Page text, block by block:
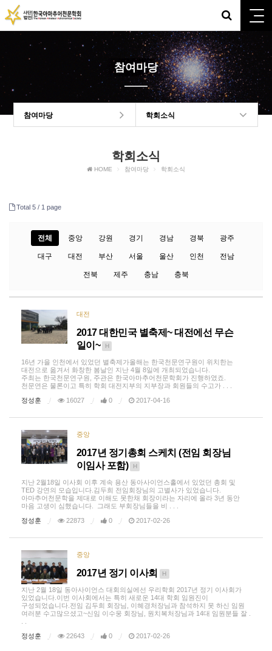
참여마당
참여마당 학회소식
학회소식
HOME 참여마당 학회소식
Total 5 / 1 page
전체 중앙 강원 경기 경남 경북 광주
대구 대전 부산 서울 울산 인천 전남
전북 제주 충남 충북
대전
2017 대한민국 별축제~ 대전에선 무슨
일이~
H
16년 가을 인천에서 있었던 별축제가올해는 한국천문연구원이 위치한는
대전으로 옮겨서 ​화창한 봄날인 지난 4월 8일에 개최되었습니다.
주최는 한국천문연구원, 주관은 한국아마추어천문학회가 진행하였죠.
천문연은 물론이고 특히 학회 대전지부의 지부장과 회원들의 수고가 . . .
정성훈
16027 0 2017-04-16
중앙
2017년 정기총회 스케치 (전임 회장님
이임사 포함)
H
지난 2월18일 이사회 이후 계속 용산 동아사이언스홀에서 있었던 총회 및
TED 강연의 모습입니다.김두희 전임회장님의 고별사가 있었습니다.
아마추어천문학을 제대로 이해도 못한채 회장이라는 자리에 올라 3년 동안
마음 고생이 심했습니다. 그래도 부회장님들을 비 . . .
정성훈
22873 0 2017-02-26
중앙
2017년 정기 이사회 H
지난 2월 18일 동아사이언스 대회의실에선 우리학회 2017년 정기 이사회가
있었습니다.이번 이사회에서는 특히 새로운 14대 학회 임원진이
구성되었습니다.전임 김두희 회장님, 이혜경처장님과 참석하지 못 하신 임원
여러분 수고많으셨고~신임 이수웅 회장님, 원치복처장님과 14대 임원분들 잘 .
정성훈
22643 0 2017-02-26